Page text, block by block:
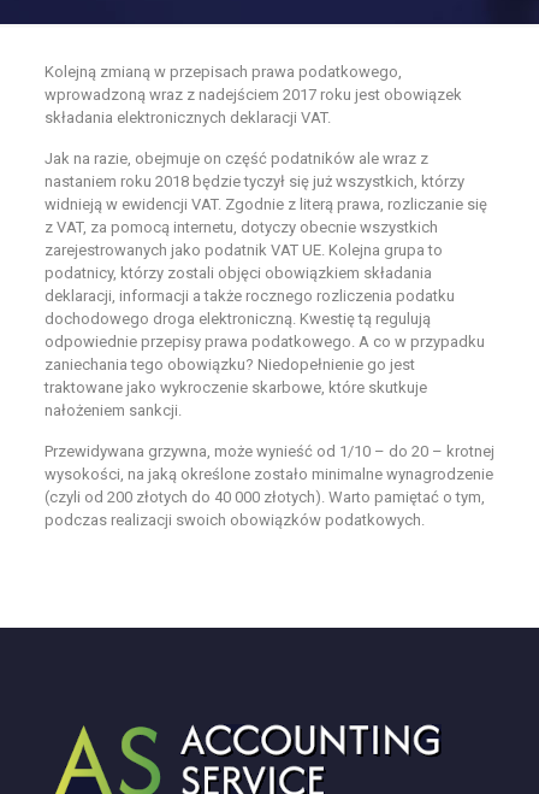
Kolejną zmianą w przepisach prawa podatkowego,
wprowadzoną wraz z nadejściem 2017 roku jest obowiązek
składania elektronicznych deklaracji VAT.
Jak na razie, obejmuje on część podatników ale wraz z
nastaniem roku 2018 będzie tyczył się już wszystkich, którzy
widnieją w ewidencji VAT. Zgodnie z literą prawa, rozliczanie się
z VAT, za pomocą internetu, dotyczy obecnie wszystkich
zarejestrowanych jako podatnik VAT UE. Kolejna grupa to
podatnicy, którzy zostali objęci obowiązkiem składania
deklaracji, informacji a także rocznego rozliczenia podatku
dochodowego droga elektroniczną. Kwestię tą regulują
odpowiednie przepisy prawa podatkowego. A co w przypadku
zaniechania tego obowiązku? Niedopełnienie go jest
traktowane jako wykroczenie skarbowe, które skutkuje
nałożeniem sankcji.
Przewidywana grzywna, może wynieść od 1/10 – do 20 – krotnej
wysokości, na jaką określone zostało minimalne wynagrodzenie
(czyli od 200 złotych do 40 000 złotych). Warto pamiętać o tym,
podczas realizacji swoich obowiązków podatkowych.